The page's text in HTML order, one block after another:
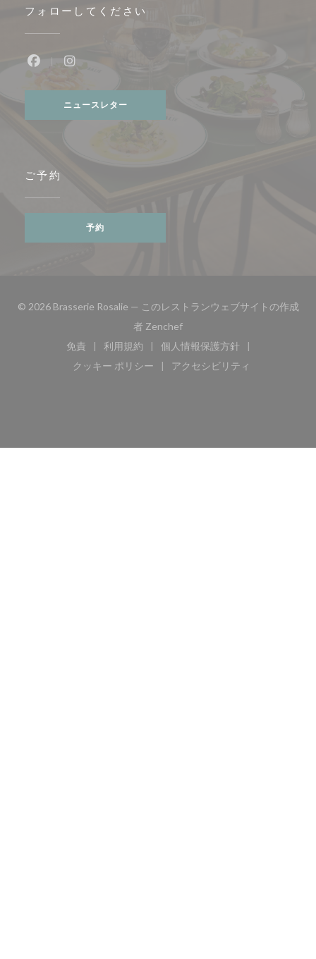
フォローしてください
ニュースレター
ご予約
予約
© 2026 Brasserie Rosalie — このレストランウェブサイトの作成
者 Zenchef((新しいウィンドウで開きま
免責
((新しいウィンドウで開きます))
利用規約
((新しいウィンドウで開きます))
個人情報保護方針
((新しいウィンドウで開
クッキー ポリシー
((新しいウィンドウで開きます))
アクセシビリティ
((新しいウィンドウで